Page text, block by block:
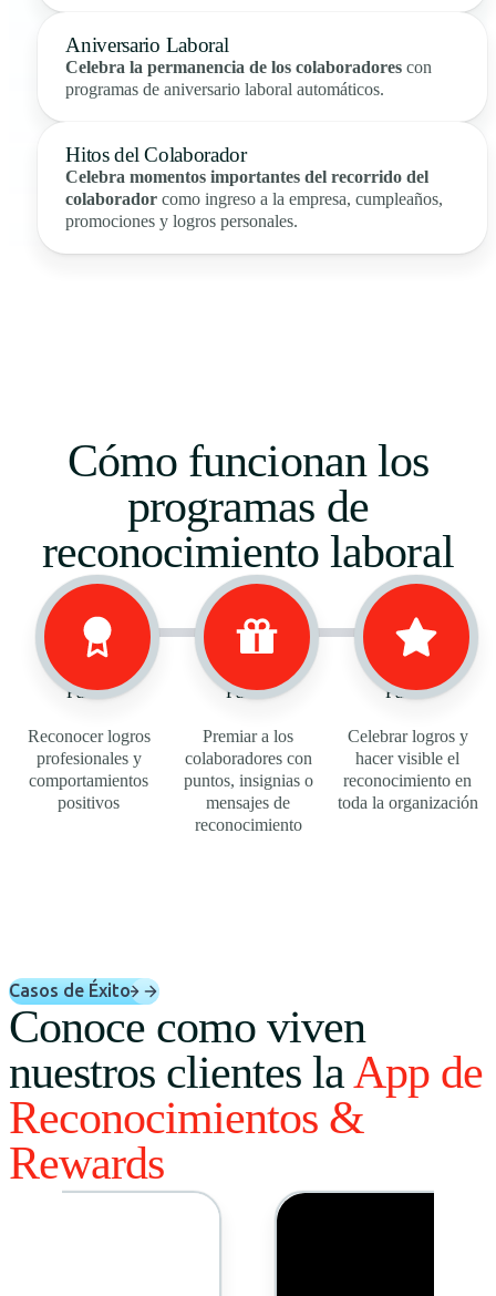
Aniversario Laboral
Celebra la permanencia de los colaboradores con
programas de aniversario laboral automáticos.
Hitos del Colaborador
Celebra momentos importantes del recorrido del
colaborador como ingreso a la empresa, cumpleaños,
promociones y logros personales.
Cómo funcionan los
programas de
reconocimiento laboral
Paso 1
Reconocer logros
profesionales y
comportamientos
positivos
Paso 2
Premiar a los
colaboradores con
puntos, insignias o
mensajes de
reconocimiento
Paso 3
Celebrar logros y
hacer visible el
reconocimiento en
toda la organización
Casos de Éxito
Conoce como viven
nuestros clientes la App de
Reconocimientos &
Rewards